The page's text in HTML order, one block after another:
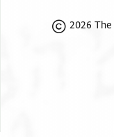
2026